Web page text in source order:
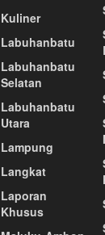
Kuliner
Labuhanbatu
Labuhanbatu
Selatan
Labuhanbatu
Utara
Lampung
Langkat
Laporan
Khusus